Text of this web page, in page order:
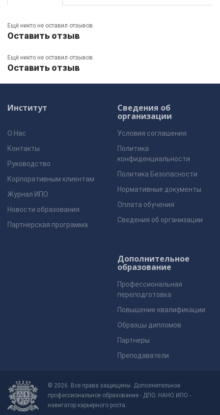
Ещё никто не оставил отзывов.
Оставить отзыв
Ещё никто не оставил отзывов.
Оставить отзыв
Институт
О Нас
Контакты
Руководство
Корпоративным клиентам
Журнал ИПО
Новости образования
Партнерская программа
Сведения об
организации
Условия соглашения
Политика
конфиденциальности
Политика Безопасности
Нормативные документы
Оплата обучения
Сведения об организации
Дополнительное
образование
Профессиональная
переподготовка
Повышение квалификации
Образцы дипломов
Партнеры
Преподаватели
© 2026. Все права защищены. Дополнительное
профессиональное образование - ДПО. НАНО ИПО -
навигатор карьерного роста.